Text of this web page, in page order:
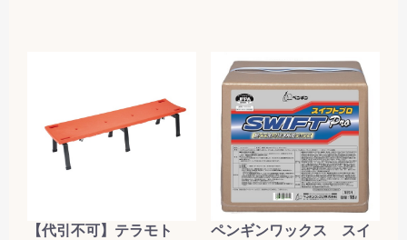
【代引不可】テラモト
ペンギンワックス スイ